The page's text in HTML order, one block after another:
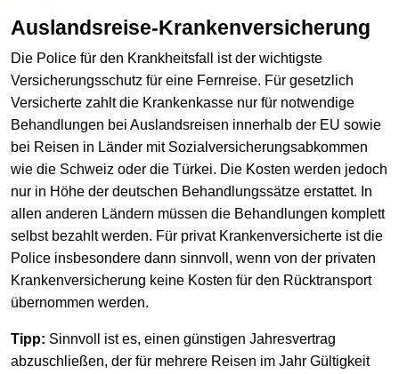
Auslandsreise-Krankenversicherung
Die Police für den Krankheitsfall ist der wichtigste
Versicherungsschutz für eine Fernreise. Für gesetzlich
Versicherte zahlt die Krankenkasse nur für notwendige
Behandlungen bei Auslandsreisen innerhalb der EU sowie
bei Reisen in Länder mit Sozialversicherungsabkommen
wie die Schweiz oder die Türkei. Die Kosten werden jedoch
nur in Höhe der deutschen Behandlungssätze erstattet. In
allen anderen Ländern müssen die Behandlungen komplett
selbst bezahlt werden. Für privat Krankenversicherte ist die
Police insbesondere dann sinnvoll, wenn von der privaten
Krankenversicherung keine Kosten für den Rücktransport
übernommen werden.
Tipp: Sinnvoll ist es, einen günstigen Jahresvertrag
abzuschließen, der für mehrere Reisen im Jahr Gültigkeit